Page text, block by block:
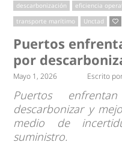
descarbonización
eficiencia
transporte marítimo
Unctad
Puertos
por
Mayo 1, 2026 Escrito
Puertos
descarbonizar y
medio de
suministro.